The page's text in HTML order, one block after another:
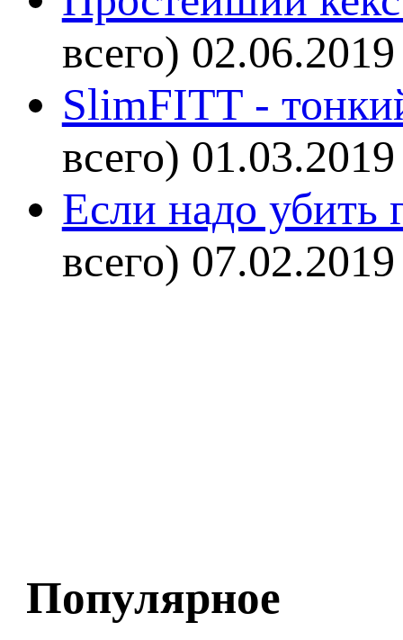
всего) 02.06.2019
SlimFITT -
всего) 01.03.2019
Если надо убить
всего) 07.02.2019
Популярное